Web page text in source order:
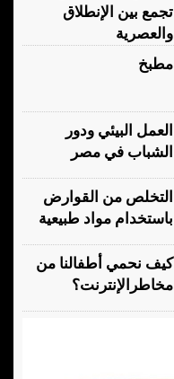
تجمع بين الإنطلاق
والعصرية
مطبخ
العمل البيئي ودور
الشباب في مصر
التخلص من القوارض
باستخدام مواد طبيعية
كيف نحمي أطفالنا من
مخاطرالإنترنت؟